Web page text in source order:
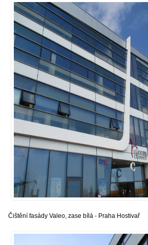
Čištění fasády Valeo, zase bílá - Praha Hostivař